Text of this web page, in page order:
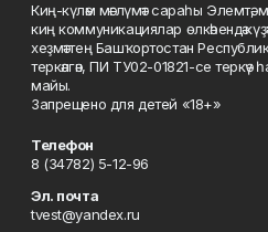
Киң-күләм мәғлүмәт сараһы Элемтә,
киң коммуникациялар өлкәһендә
хеҙмәттең Башҡортостан
теркәлгән, ПИ ТУ02-01821-се
майы.
Запрещено для детей «18+»
Телефон
8 (34782) 5-12-96
Эл. почта
tvest@yandex.ru